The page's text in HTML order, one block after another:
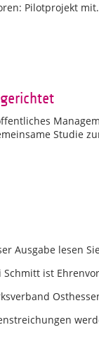
Pilotprojekt
Studie
Ausgabe lesen
Schmitt ist